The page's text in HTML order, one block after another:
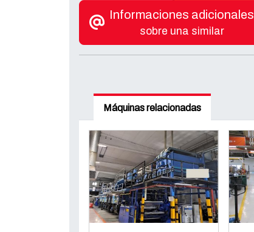
Informaciones adicionales
sobre una similar
Máquinas relacionadas